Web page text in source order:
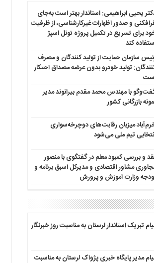
یحیی ابراهیمی: استاندار بهتر است به‌جای
و صدور اظهارات غیرکارشناسی، از ظرفیت
برای تسریع در تکمیل پروژه تونل اسپژ
کند
سازمان حمایت از تولید کنندگان و مصرف
تولید خودرو بدون عرضه مصداق احتکار
با مهندس محمد مقدم بیرانوند مدیر
بازرگانی کشور
میزبان رقابت‌های دوچرخه‌سواری
تیم ملی می‌شود
و بررسی کمبود معلم در گفتگوی با منصور
مشاور اقتصادی و مدیرکل اسبق برنامه و
وزارت آموزش و پرورش
تبریک استاندار لرستان به‌ مناسبت روز خبرنگار
مدیر پایگاه خبری پژواک لرستان به مناسبت